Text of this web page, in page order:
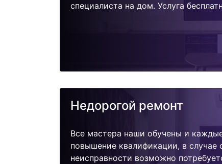
специалиста на дом. Услуга
Недорогой ремонт
Все мастера наши обучены и
повышение квалификации, в случае
неисправности возможно